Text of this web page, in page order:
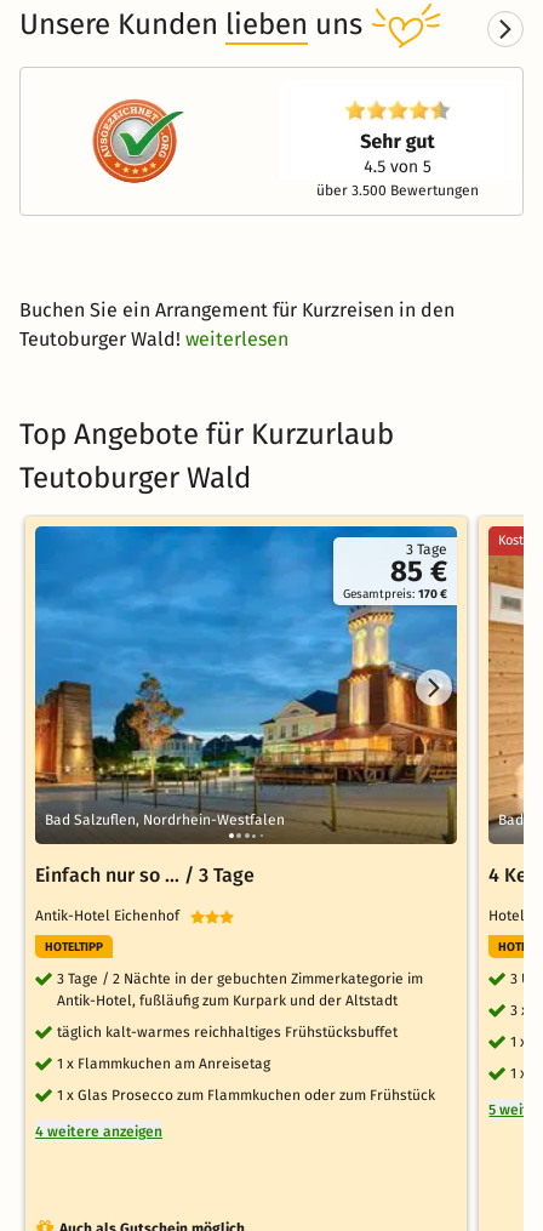
Unsere Kunden lieben uns
über 3.500 Bewertungen
Buchen Sie ein Arrangement für Kurzreisen in den
Teutoburger Wald! weiterlesen
Top Angebote für Kurzurlaub
Teutoburger Wald
3 Tage
85 €
Gesamtpreis:170 €
Bad Salzuflen, Nordrhein-Westfalen
Einfach nur so ... / 3 Tage
Antik-Hotel Eichenhof
HOTELTIPP
3 Tage / 2 Nächte in der gebuchten Zimmerkategorie im
Antik-Hotel, fußläufig zum Kurpark und der Altstadt
täglich kalt-warmes reichhaltiges Frühstücksbuffet
1 x Flammkuchen am Anreisetag
1 x Glas Prosecco zum Flammkuchen oder zum Frühstück
4 weitere anzeigen
Bad
4
Hotel
3
3 x
1 x
1 x
5